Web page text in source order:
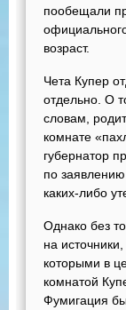
пообещали
возраст.
Чета Купер
отдельно. О
словам,
комнате
губернатор
по
каких-либо
Однако без
на
которыми в
комнатой
Фумигация